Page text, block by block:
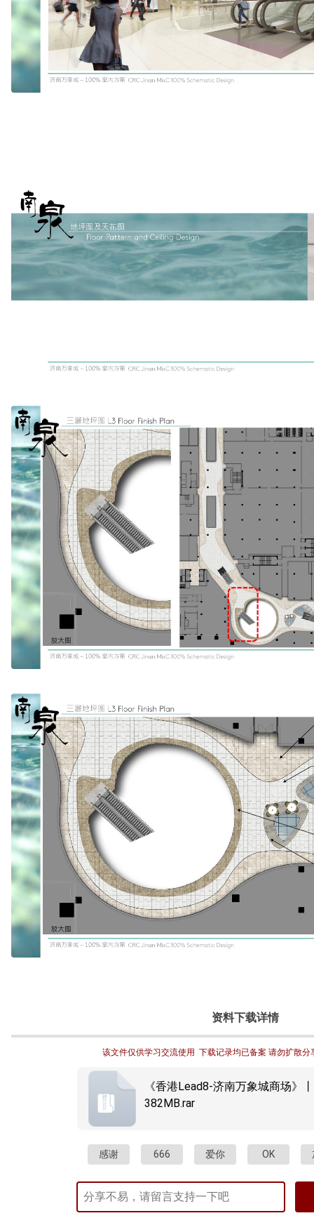
资料下载详情
该文件仅供学习交流使用  下载记录均已备案 请勿扩散分
《香港Lead8-济南万象城商场》
382MB.rar
感谢 666 爱你 OK